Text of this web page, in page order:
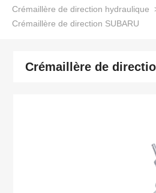
Crémaillère de direction hydraulique
Crémaillère de direction SUBARU
Crémaillère de